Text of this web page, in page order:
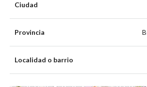
Ciudad
Provincia
Localidad o barrio